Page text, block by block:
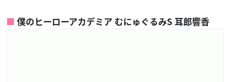
僕のヒーローアカデミア むにゅぐるみS 耳郎響香